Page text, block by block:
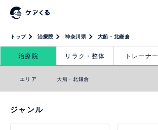
トップ 治療院 神奈川県 大船・北鎌倉
治療院 リラク・整体 トレーナー
エリア 大船・北鎌倉
ジャンル